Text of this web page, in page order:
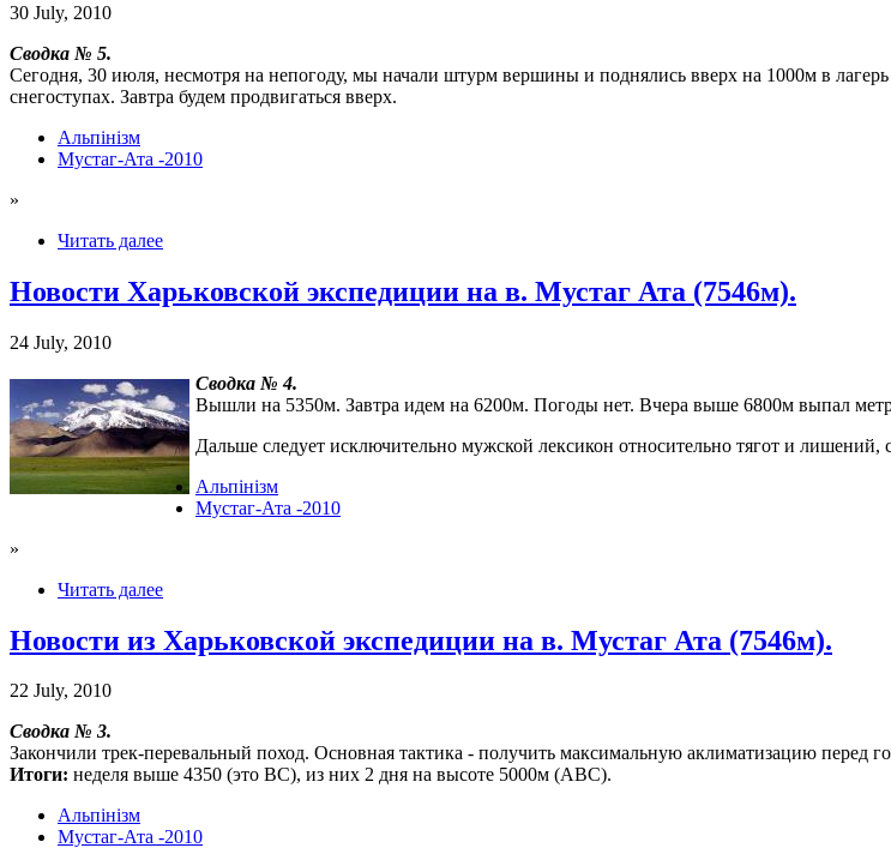
30 July, 2010
Сводка № 5.
Сегодня, 30 июля, несмотря на непогоду, мы начали штурм вершины и поднялись вверх на 1000м в
снегоступах. Завтра будем продвигаться вверх.
Альпінізм
Мустаг-Ата -2010
»
Читать далее
Новости Харьковской экспедиции на в. Мустаг Ата (7546м).
24 July, 2010
Сводка № 4.
Вышли на 5350м. Завтра идем на 6200м. Погоды нет. Вчера выше 6800м выпал
Дальше следует исключительно мужской лексикон относительно тягот и
Альпінізм
Мустаг-Ата -2010
»
Читать далее
Новости из Харьковской экспедиции на в. Мустаг Ата (7546м).
22 July, 2010
Сводка № 3.
Закончили трек-перевальный поход. Основная тактика - получить максимальную аклиматизацию перед
Итоги: неделя выше 4350 (это ВС), из них 2 дня на высоте 5000м (АВС).
Альпінізм
Мустаг-Ата -2010